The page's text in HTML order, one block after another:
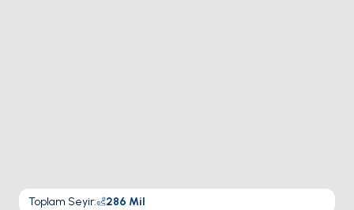
Toplam Seyir: 286 Mil